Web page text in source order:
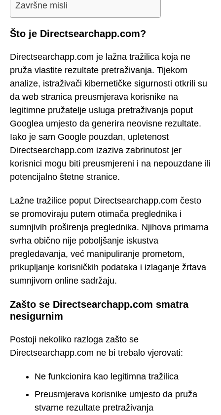
Završne misli
Što je Directsearchapp.com?
Directsearchapp.com je lažna tražilica koja ne
pruža vlastite rezultate pretraživanja. Tijekom
analize, istraživači kibernetičke sigurnosti otkrili su
da web stranica preusmjerava korisnike na
legitimne pružatelje usluga pretraživanja poput
Googlea umjesto da generira neovisne rezultate.
Iako je sam Google pouzdan, upletenost
Directsearchapp.com izaziva zabrinutost jer
korisnici mogu biti preusmjereni i na nepouzdane ili
potencijalno štetne stranice.
Lažne tražilice poput Directsearchapp.com često
se promoviraju putem otimača preglednika i
sumnjivih proširenja preglednika. Njihova primarna
svrha obično nije poboljšanje iskustva
pregledavanja, već manipuliranje prometom,
prikupljanje korisničkih podataka i izlaganje žrtava
sumnjivom online sadržaju.
Zašto se Directsearchapp.com smatra
nesigurnim
Postoji nekoliko razloga zašto se
Directsearchapp.com ne bi trebalo vjerovati:
Ne funkcionira kao legitimna tražilica
Preusmjerava korisnike umjesto da pruža
stvarne rezultate pretraživanja